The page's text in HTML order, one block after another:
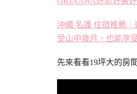
沖繩 名護 住宿推薦︱
受山中歲月，也能享
先來看看19坪大的房